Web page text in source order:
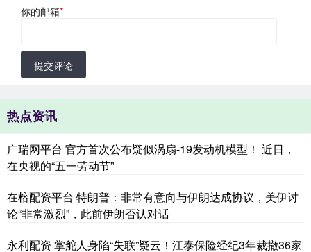
你的邮箱*
提交评论
热点资讯
广瑞网平台 官方首次公布疑似涡扇-19发动机模型！ 近日，
在央视的“五一劳动节”
在榕配资平台 特朗普：非常有意向与伊朗达成协议，美伊讨
论“非常激烈”，此前伊朗否认对话
永利配资 掌舵人身陷“失联”疑云！江泰保险经纪3年裁撤36家